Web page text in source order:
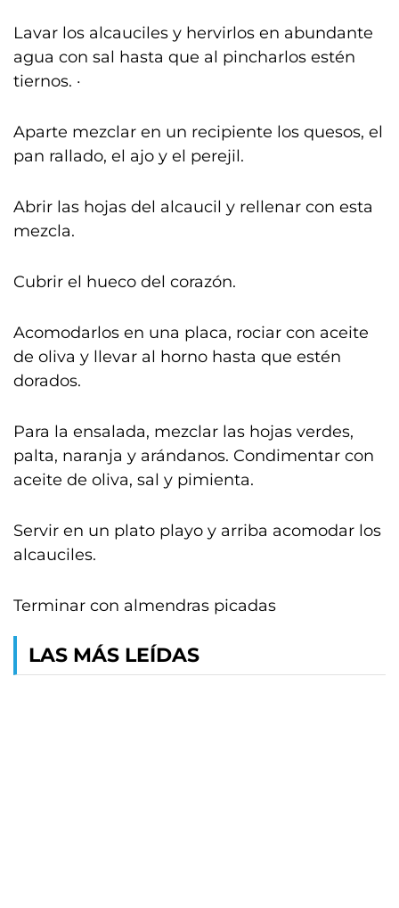
Lavar los alcauciles y hervirlos en abundante
agua con sal hasta que al pincharlos estén
tiernos. ·
Aparte mezclar en un recipiente los quesos, el
pan rallado, el ajo y el perejil.
Abrir las hojas del alcaucil y rellenar con esta
mezcla.
Cubrir el hueco del corazón.
Acomodarlos en una placa, rociar con aceite
de oliva y llevar al horno hasta que estén
dorados.
Para la ensalada, mezclar las hojas verdes,
palta, naranja y arándanos. Condimentar con
aceite de oliva, sal y pimienta.
Servir en un plato playo y arriba acomodar los
alcauciles.
Terminar con almendras picadas
LAS MÁS LEÍDAS